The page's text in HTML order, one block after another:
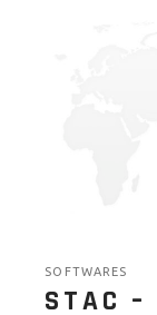
SOFTWARES
STAC –